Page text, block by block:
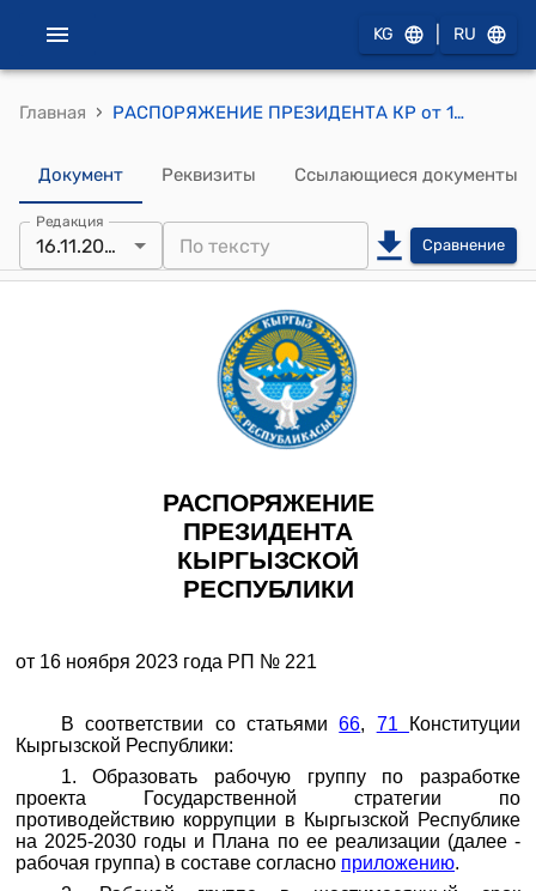
KG RU
Главная › РАСПОРЯЖЕНИЕ ПРЕЗИДЕНТА КР от 16 ноября 2023 года РП № 221 (Об образовании рабочей группы)
Документ Реквизиты Ссылающиеся документы
Редакция
16.11.2023 Сравнение